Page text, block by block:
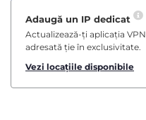
Adaugă un IP dedicat
Actualizează-ți aplicația
adresată ție în exclusivitate.
Vezi locațiile disponibile